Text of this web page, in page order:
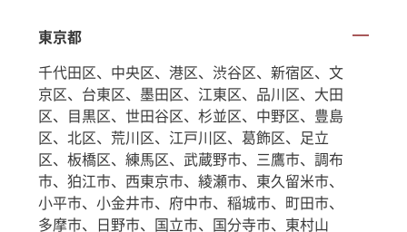
東京都
千代田区、中央区、港区、渋谷区、新宿区、文
京区、台東区、墨田区、江東区、品川区、大田
区、目黒区、世田谷区、杉並区、中野区、豊島
区、北区、荒川区、江戸川区、葛飾区、足立
区、板橋区、練馬区、武蔵野市、三鷹市、調布
市、狛江市、西東京市、綾瀬市、東久留米市、
小平市、小金井市、府中市、稲城市、町田市、
多摩市、日野市、国立市、国分寺市、東村山